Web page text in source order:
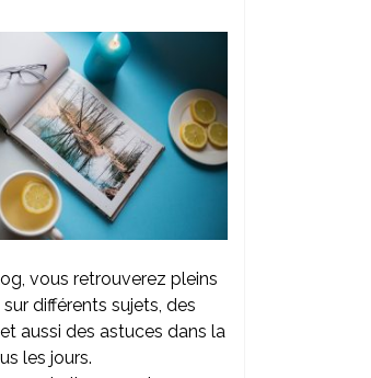
vous retrouverez pleins
sur différents sujets, des
aussi des astuces dans la
les jours.